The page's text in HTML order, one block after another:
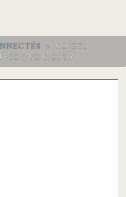
>
OBJETS
CE QUE C’EST ?